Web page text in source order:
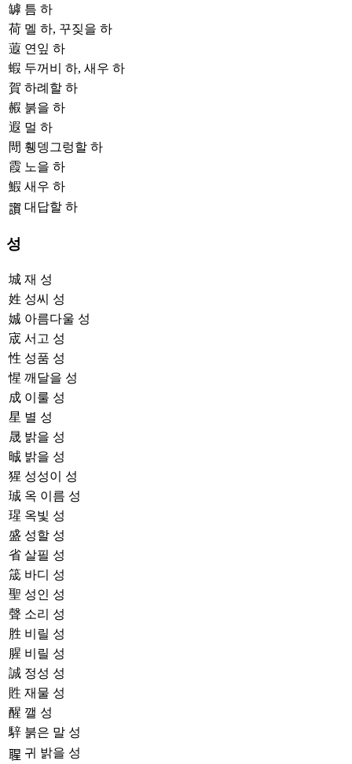
罅 틈 하
荷 멜 하, 꾸짖을 하
蕸 연잎 하
蝦 두꺼비 하, 새우 하
賀 하례할 하
赮 붉을 하
遐 멀 하
閜 휑뎅그렁할 하
霞 노을 하
鰕 새우 하
𧬂 대답할 하
성
城 재 성
姓 성씨 성
娍 아름다울 성
宬 서고 성
性 성품 성
惺 깨달을 성
成 이룰 성
星 별 성
晟 밝을 성
晠 밝을 성
猩 성성이 성
珹 옥 이름 성
瑆 옥빛 성
盛 성할 성
省 살필 성
筬 바디 성
聖 성인 성
聲 소리 성
胜 비릴 성
腥 비릴 성
誠 정성 성
貹 재물 성
醒 깰 성
騂 붉은 말 성
𦖤 귀 밝을 성